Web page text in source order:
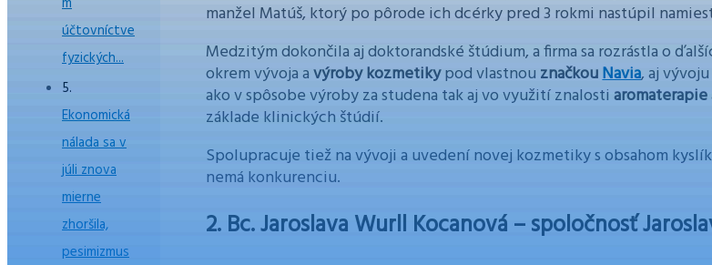
účtovníctve
fyzických...
Ekonomická
nálada sa v
júli znova
mierne
zhoršila,
pesimizmus
manžel Matúš, ktorý po pôrode ich dcérky pred 3 rokmi nastúpil
Medzitým dokončila aj doktorandské štúdium, a firma sa rozrástla o
okrem vývoja avýroby kozmetikypod vlastnou značkouNavia, aj
ako v spôsobe výroby za studena tak aj vo využití znalosti aromaterapie
základe klinických štúdií.
Spolupracuje tiež na vývoji a uvedení novej kozmetiky s obsahom
nemá konkurenciu.
2. Bc. Jaroslava Wurll Kocanová – spoločnosť